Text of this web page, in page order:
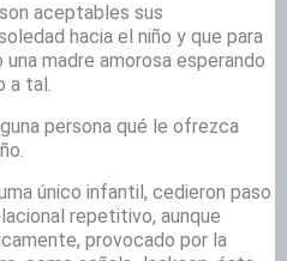
aceptables sus
hacia el niño y que para
madre amorosa esperando
a tal.
persona qué le ofrezca
único infantil, cedieron paso
repetitivo, aunque
provocado por la